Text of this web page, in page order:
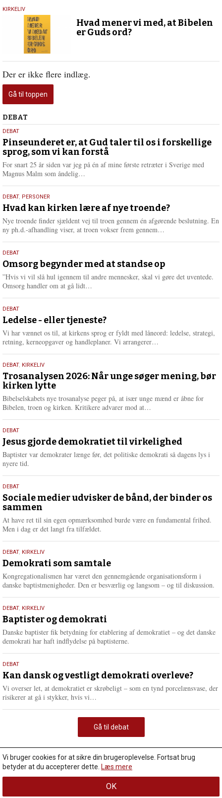
3.
KIRKELIV
Hvad mener vi med, at Bibelen
er Guds ord?
Der er ikke flere indlæg.
Gå til toppen
Debat
DEBAT
5.
august
2026
DEBAT
Pinseunderet er, at Gud taler til os i forskellige
sprog, som vi kan forstå
For snart 25 år siden var jeg på én af mine første retræter i Sverige med
Magnus Malm som åndelig…
e
r
e
25.
juli
2026
DEBAT, PERSONER
Hvad kan kirken lære af nye troende?
Nye troende finder sjældent vej til troen gennem én afgørende beslutning. En
ny ph.d.-afhandling viser, at troen vokser frem gennem…
e
r
e
9.
juli
2026
DEBAT
Omsorg begynder med at standse op
”Hvis vi vil slå hul igennem til andre mennesker, skal vi gøre det uventede.
Omsorg handler om at gå lidt…
e
r
e
10.
juni
2026
DEBAT
Ledelse - eller tjeneste?
Vi har vænnet os til, at kirkens sprog er fyldt med låneord: ledelse, strategi,
retning, kerneopgaver og handleplaner. Vi arrangerer…
e
2.
juni
2026
DEBAT, KIRKELIV
Trosanalysen 2026: Når unge søger mening, bør
kirken lytte
Bibelselskabets nye trosanalyse peger på, at især unge mænd er åbne for
Bibelen, troen og kirken. Kritikere advarer mod at…
e
r
18.
maj
2026
DEBAT
Jesus gjorde demokratiet til virkelighed
Baptister var demokrater længe før, det politiske demokrati så dagens lys i
nyere tid.
18.
maj
2026
DEBAT
Sociale medier udvisker de bånd, der binder os
sammen
At have ret til sin egen opmærksomhed burde være en fundamental frihed.
Men i dag er det langt fra tilfældet.
18.
maj
2026
DEBAT, KIRKELIV
Demokrati som samtale
Kongregationalismen har været den gennemgående organisationsform i
danske baptistmenigheder. Den er besværlig og langsom – og til diskussion.
18.
maj
2026
DEBAT, KIRKELIV
Baptister og demokrati
Danske baptister fik betydning for etablering af demokratiet – og det danske
demokrati har haft indflydelse på baptisterne.
18.
maj
2026
DEBAT
Kan dansk og vestligt demokrati overleve?
Vi overser let, at demokratiet er skrøbeligt – som en tynd porcelænsvase, der
risikerer at gå i stykker, hvis vi…
m
e
e
Gå til debat
Vi bruger cookies for at sikre din brugeroplevelse. Fortsat brug
betyder at du accepterer dette. Læs mere
OK